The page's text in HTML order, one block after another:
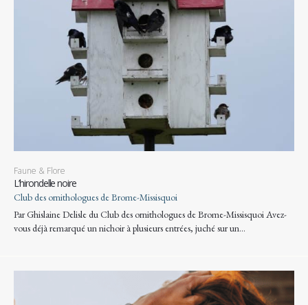
Faune & Flore
L’hirondelle noire
Club des ornithologues de Brome-Missisquoi
Par Ghislaine Delisle du Club des ornithologues de Brome-Missisquoi Avez-
vous déjà remarqué un nichoir à plusieurs entrées, juché sur un…